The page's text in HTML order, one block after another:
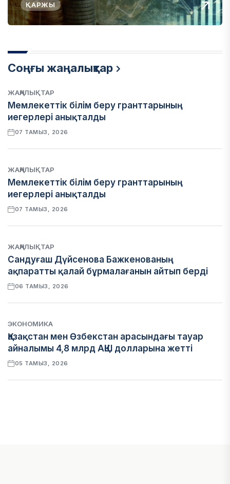
ҚАРЖЫ
Соңғы жаңалықтар
ЖАҢАЛЫҚТАР
Мемлекеттік білім беру гранттарының
иегерлері анықталды
07 ТАМЫЗ, 2026
ЖАҢАЛЫҚТАР
Мемлекеттік білім беру гранттарының
иегерлері анықталды
07 ТАМЫЗ, 2026
ЖАҢАЛЫҚТАР
Сандуғаш Дүйсенова Бажкенованың
ақпаратты қалай бұрмалағанын айтып берді
06 ТАМЫЗ, 2026
ЭКОНОМИКА
Қазақстан мен Өзбекстан арасындағы тауар
айналымы 4,8 млрд АҚШ долларына жетті
05 ТАМЫЗ, 2026